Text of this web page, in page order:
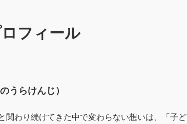
フィール
うらけんじ）
関わり続けてきた中で変わらない想いは、「子